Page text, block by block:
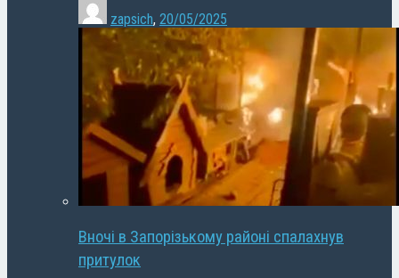
zapsich, 20/05/2025
Вночі в Запорізькому районі спалахнув
притулок